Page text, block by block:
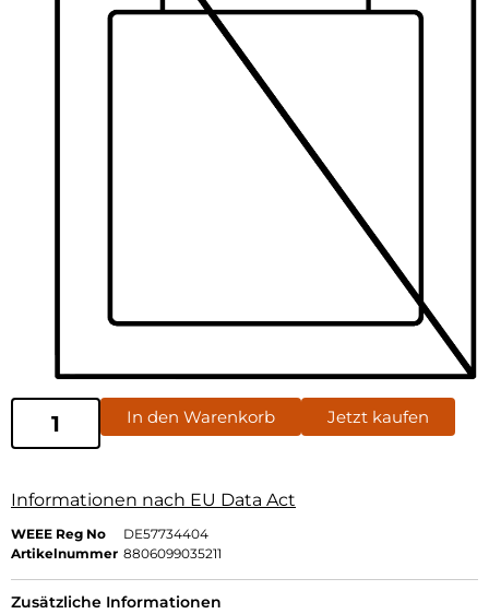
In den Warenkorb Jetzt kaufen
Informationen nach EU Data Act
WEEE Reg No
DE57734404
Artikelnummer 8806099035211
Zusätzliche Informationen